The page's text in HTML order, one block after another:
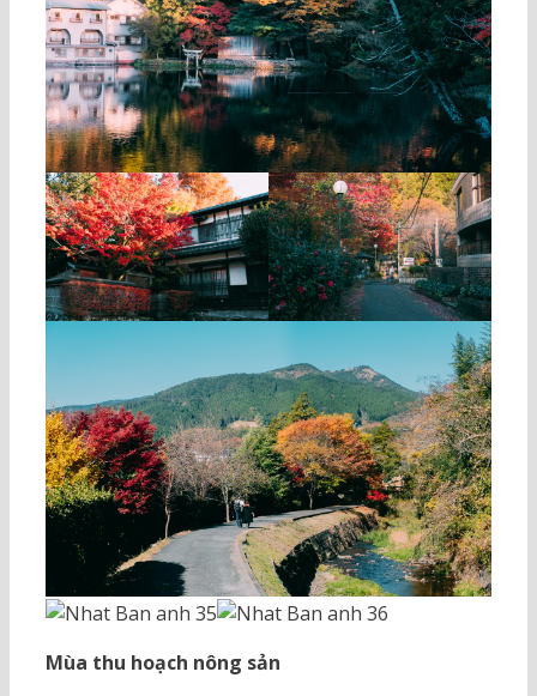
Mùa thu hoạch nông sản